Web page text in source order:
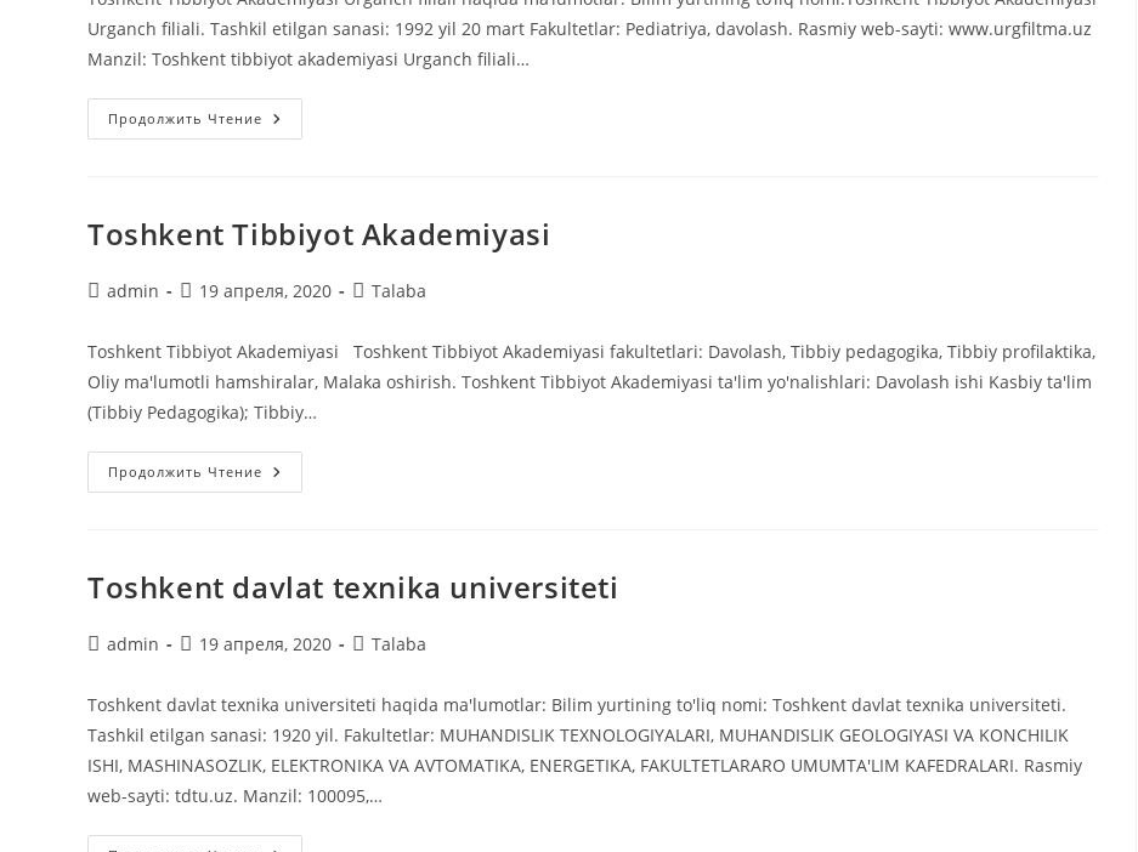
Urganch filiali. Tashkil etilgan sanasi: 1992 yil 20 mart Fakultetlar: Pediatriya, davolash. Rasmiy web-sayti: www.urgfiltma.uz
Manzil: Toshkent tibbiyot akademiyasi Urganch filiali…
Продолжить Чтение Toshkent
Tibbiyot
Toshkent Tibbiyot Akademiyasi
Автор
admin
Запись
19 апреля, 2020
Рубрика
Talaba
Toshkent Tibbiyot Akademiyasi Toshkent Tibbiyot Akademiyasi fakultetlari: Davolash, Tibbiy pedagogika, Tibbiy profilaktika,
Oliy ma'lumotli hamshiralar, Malaka oshirish. Toshkent Tibbiyot Akademiyasi ta'lim yo'nalishlari: Davolash ishi Kasbiy ta'lim
(Tibbiy Pedagogika); Tibbiy…
Продолжить Чтение Toshkent
Tibbiyot
Toshkent davlat texnika universiteti
Автор
admin
Запись
19 апреля, 2020
Рубрика
Talaba
Toshkent davlat texnika universiteti haqida ma'lumotlar: Bilim yurtining to'liq nomi: Toshkent davlat texnika universiteti.
Tashkil etilgan sanasi: 1920 yil. Fakultetlar: MUHANDISLIK TEXNOLOGIYALARI, MUHANDISLIK GEOLOGIYASI VA KONCHILIK
ISHI, MASHINASOZLIK, ELEKTRONIKA VA AVTOMATIKA, ENERGETIKA, FAKULTETLARARO UMUMTA'LIM KAFEDRALARI. Rasmiy
web-sayti: tdtu.uz. Manzil: 100095,…